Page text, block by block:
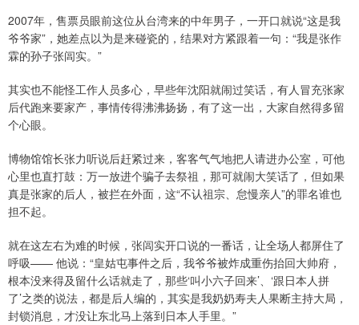
2007年，售票员眼前这位从台湾来的中年男子，一开口就说“这是我
爷爷家”，她差点以为是来碰瓷的，结果对方紧跟着一句：“我是张作
霖的孙子张闾实。”
其实也不能怪工作人员多心，早些年沈阳就闹过笑话，有人冒充张家
后代跑来要家产，事情传得沸沸扬扬，有了这一出，大家自然得多留
个心眼。
博物馆馆长张力听说后赶紧过来，客客气气地把人请进办公室，可他
心里也直打鼓：万一放进个骗子去祭祖，那可就闹大笑话了，但如果
真是张家的后人，被拦在外面，这“不认祖宗、怠慢亲人”的罪名谁也
担不起。
就在这左右为难的时候，张闾实开口说的一番话，让全场人都屏住了
呼吸—— 他说：“皇姑屯事件之后，我爷爷被炸成重伤抬回大帅府，
根本没来得及留什么话就走了，那些‘叫小六子回来’、‘跟日本人拼
了’之类的说法，都是后人编的，其实是我奶奶寿夫人果断主持大局，
封锁消息，才没让东北马上落到日本人手里。”